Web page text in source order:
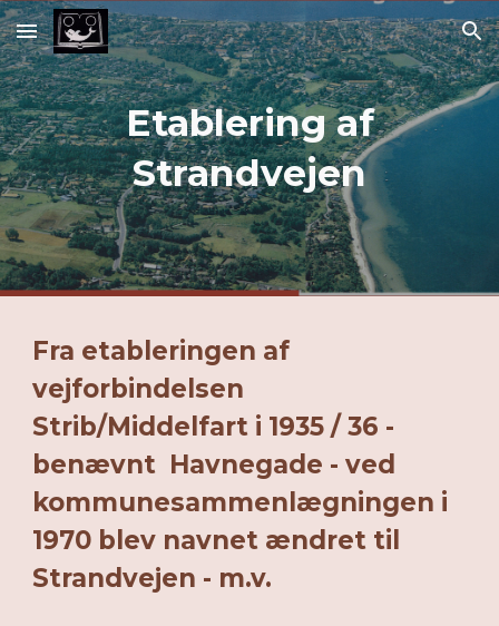
Skip to main content Skip to navigation
Etablering af
Strandvejen
Fra etableringen af
vejforbindelsen
Strib/Middelfart i 1935 / 36 -
benævnt Havnegade - ved
kommunesammenlægningen i
1970 blev navnet ændret til
Strandvejen - m.v.